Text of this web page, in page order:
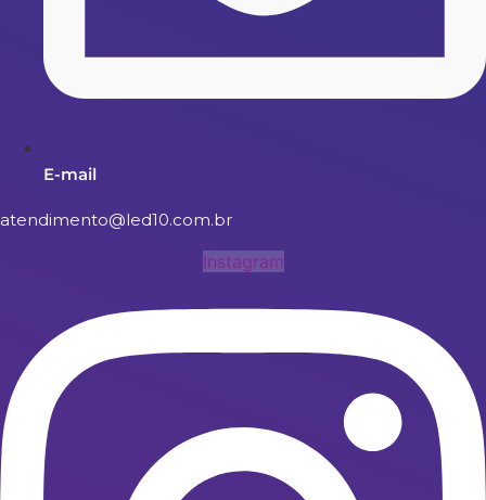
E-mail
atendimento@led10.com.br
Instagram